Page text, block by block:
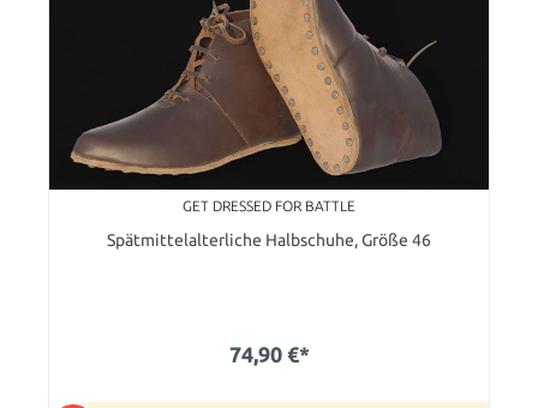
GET DRESSED FOR BATTLE
Spätmittelalterliche Halbschuhe, Größe 46
74,90 €*